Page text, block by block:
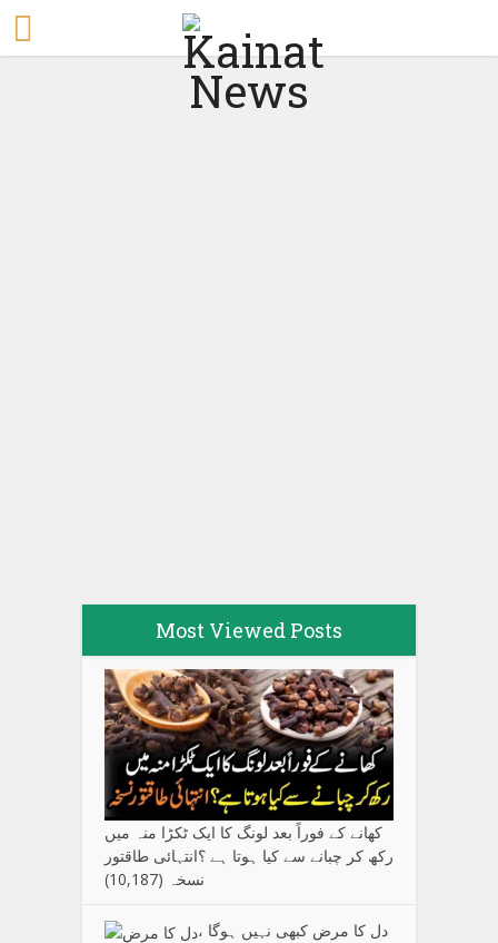
Most Viewed Posts
کھانے کے فوراً بعد لونگ کا ایک ٹکڑا منہ میں
رکھ کر چبانے سے کیا ہوتا ہے ؟انتہائی طاقتور
نسخہ (10,187)
دل کا مرض کبھی نہیں ہوگا ،